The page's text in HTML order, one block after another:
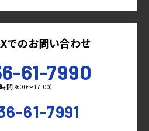
でのお問い合わせ
61-7990
時間 9:00～17:00）
61-7991